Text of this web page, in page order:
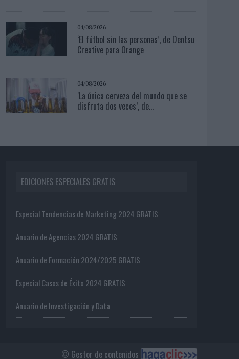
04/08/2026
‘El fútbol sin las personas’, de Dentsu
Creative para Orange
04/08/2026
‘La única cerveza del mundo que se
disfruta dos veces’, de...
EDICIONES ESPECIALES GRATIS
Especial Tendencias de Marketing 2024 GRATIS
Anuario de Agencias 2024 GRATIS
Anuario de Formación 2024/2025 GRATIS
Especial Casos de Éxito 2024 GRATIS
Anuario de Investigación y Data
© Gestor de contenidos